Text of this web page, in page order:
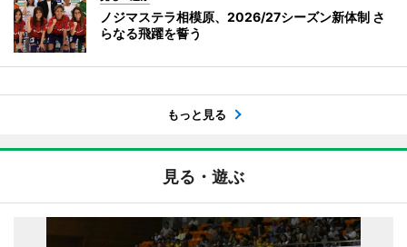
ノジマステラ相模原、2026/27シーズン新体制 さ
らなる飛躍を誓う
もっと見る
見る・遊ぶ